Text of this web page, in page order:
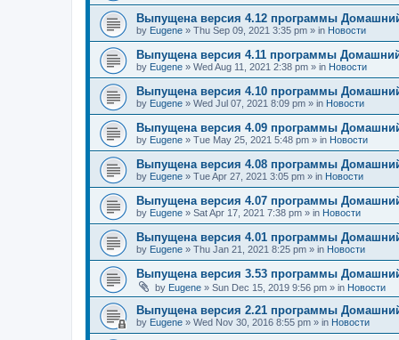
Выпущена версия 4.12 программы
by Eugene » Thu Sep 09, 2021 3:35 pm » in Новости
Выпущена версия 4.11 программы
by Eugene » Wed Aug 11, 2021 2:38 pm » in Новости
Выпущена версия 4.10 программы
by Eugene » Wed Jul 07, 2021 8:09 pm » in Новости
Выпущена версия 4.09 программы
by Eugene » Tue May 25, 2021 5:48 pm » in Новости
Выпущена версия 4.08 программы
by Eugene » Tue Apr 27, 2021 3:05 pm » in Новости
Выпущена версия 4.07 программы
by Eugene » Sat Apr 17, 2021 7:38 pm » in Новости
Выпущена версия 4.01 программы
by Eugene » Thu Jan 21, 2021 8:25 pm » in Новости
Выпущена версия 3.53 программы
by Eugene » Sun Dec 15, 2019 9:56 pm » in Новости
Выпущена версия 2.21 программы
by Eugene » Wed Nov 30, 2016 8:55 pm » in Новости